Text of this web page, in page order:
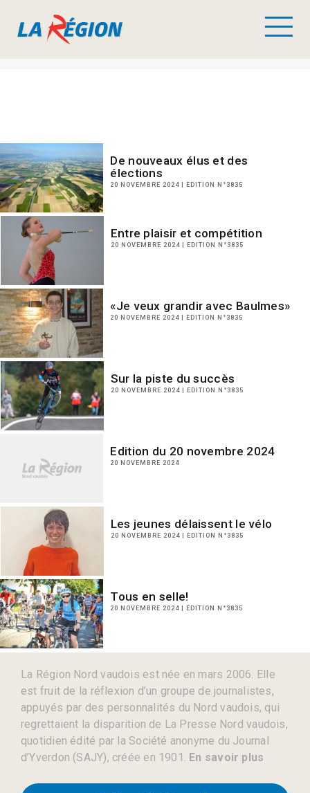
De nouveaux élus et des
élections
20 NOVEMBRE 2024 | EDITION N°3835
Entre plaisir et compétition
20 NOVEMBRE 2024 | EDITION N°3835
«Je veux grandir avec Baulmes»
20 NOVEMBRE 2024 | EDITION N°3835
Sur la piste du succès
20 NOVEMBRE 2024 | EDITION N°3835
Edition du 20 novembre 2024
20 NOVEMBRE 2024
Les jeunes délaissent le vélo
20 NOVEMBRE 2024 | EDITION N°3835
Tous en selle!
20 NOVEMBRE 2024 | EDITION N°3835
La Région Nord vaudois est née en mars 2006. Elle
est fruit de la réflexion d’un groupe de journalistes,
appuyés par des personnalités du Nord vaudois, qui
regrettaient la disparition de La Presse Nord vaudois,
quotidien édité par la Société anonyme du Journal
d’Yverdon (SAJY), créée en 1901. En savoir plus